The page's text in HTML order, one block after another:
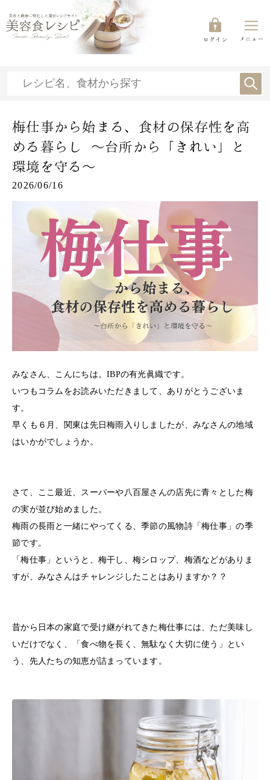
ログイン メニュー
梅仕事から始まる、食材の保存性を高
める暮らし ～台所から「きれい」と
環境を守る～
2026/06/16
みなさん、こんにちは。IBPの有光眞織です。
いつもコラムをお読みいただきまして、ありがとうございま
す。
早くも６月、関東は先日梅雨入りしましたが、みなさんの地域
はいかがでしょうか。
さて、ここ最近、スーパーや八百屋さんの店先に青々とした梅
の実が並び始めました。
梅雨の長雨と一緒にやってくる、季節の風物詩「梅仕事」の季
節です。
「梅仕事」というと、梅干し、梅シロップ、梅酒などがありま
すが、みなさんはチャレンジしたことはありますか？？
昔から日本の家庭で受け継がれてきた梅仕事には、ただ美味し
いだけでなく、「食べ物を長く、無駄なく大切に使う」とい
う、先人たちの知恵が詰まっています。